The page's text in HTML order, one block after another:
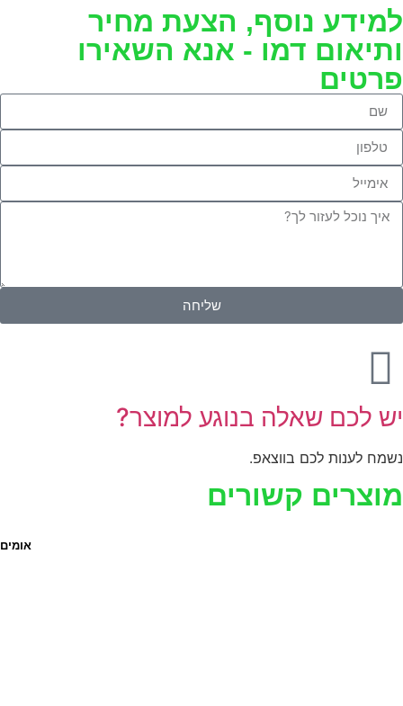
למידע נוסף, הצעת מחיר
ותיאום דמו - אנא השאירו
פרטים
שליחה
יש לכם שאלה בנוגע למוצר?
נשמח לענות לכם בווצאפ.
מוצרים קשורים